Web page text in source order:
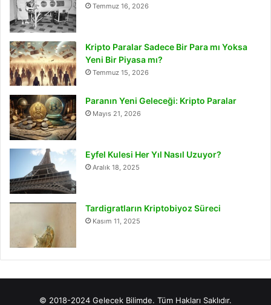
Temmuz 16, 2026
Kripto Paralar Sadece Bir Para mı Yoksa
Yeni Bir Piyasa mı?
Temmuz 15, 2026
Paranın Yeni Geleceği: Kripto Paralar
Mayıs 21, 2026
Eyfel Kulesi Her Yıl Nasıl Uzuyor?
Aralık 18, 2025
Tardigratların Kriptobiyoz Süreci
Kasım 11, 2025
© 2018-2024 Gelecek Bilimde. Tüm Hakları Saklıdır.